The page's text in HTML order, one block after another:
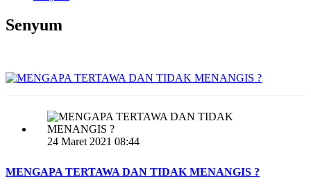
Senyum
24 Maret 2021 08:44
MENGAPA TERTAWA DAN TIDAK MENANGIS ?